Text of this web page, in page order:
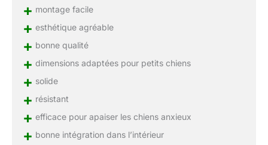
+ montage facile
+ esthétique agréable
+ bonne qualité
+ dimensions adaptées pour petits chiens
+ solide
+ résistant
+ efficace pour apaiser les chiens anxieux
+ bonne intégration dans l’intérieur